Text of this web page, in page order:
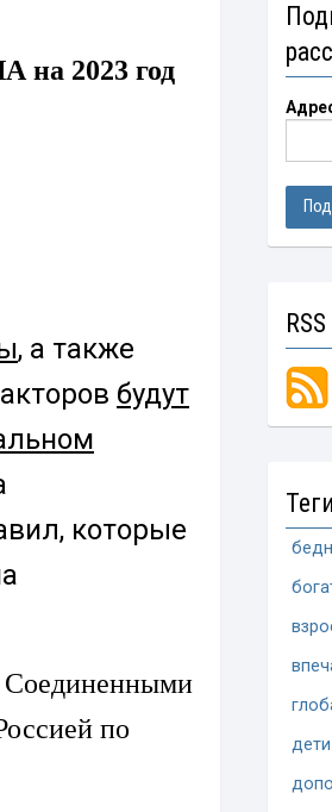
на 2023 год
, а также
будут
которые
по
дети